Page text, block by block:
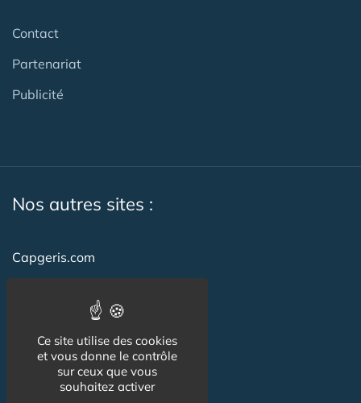
Contact
Partenariat
Publicité
Nos autres sites :
Capgeris.com
Emploi-formation-sante.com
Seniorissimmo.com
Creche-et-naissance.com
Ce site utilise des cookies
et vous donne le contrôle
sur ceux que vous
souhaitez activer